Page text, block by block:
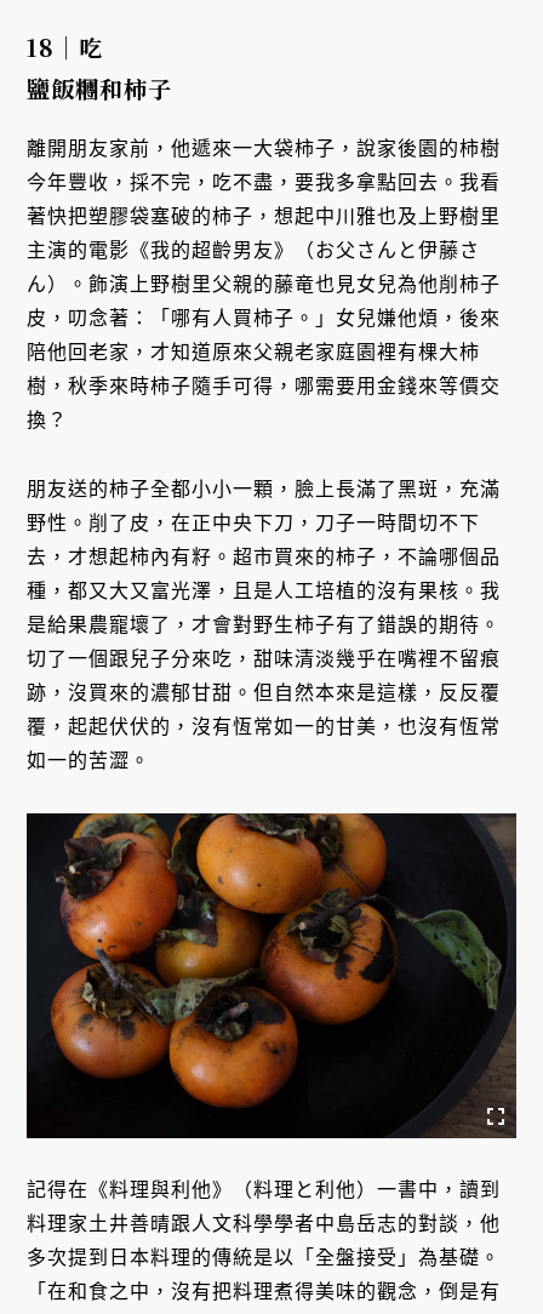
18｜吃
鹽飯糰和柿子
離開朋友家前，他遞來一大袋柿子，說家後園的柿樹
今年豐收，採不完，吃不盡，要我多拿點回去。我看
著快把塑膠袋塞破的柿子，想起中川雅也及上野樹里
主演的電影《我的超齡男友》（お父さんと伊藤さ
ん）。飾演上野樹里父親的藤竜也見女兒為他削柿子
皮，叨念著：「哪有人買柿子。」女兒嫌他煩，後來
陪他回老家，才知道原來父親老家庭園裡有棵大柿
樹，秋季來時柿子隨手可得，哪需要用金錢來等價交
換？
朋友送的柿子全都小小一顆，臉上長滿了黑斑，充滿
野性。削了皮，在正中央下刀，刀子一時間切不下
去，才想起柿內有籽。超市買來的柿子，不論哪個品
種，都又大又富光澤，且是人工培植的沒有果核。我
是給果農寵壞了，才會對野生柿子有了錯誤的期待。
切了一個跟兒子分來吃，甜味清淡幾乎在嘴裡不留痕
跡，沒買來的濃郁甘甜。但自然本來是這樣，反反覆
覆，起起伏伏的，沒有恆常如一的甘美，也沒有恆常
如一的苦澀。
記得在《料理與利他》（料理と利他）一書中，讀到
料理家土井善晴跟人文科學學者中島岳志的對談，他
多次提到日本料理的傳統是以「全盤接受」為基礎。
「在和食之中，沒有把料理煮得美味的觀念，倒是有